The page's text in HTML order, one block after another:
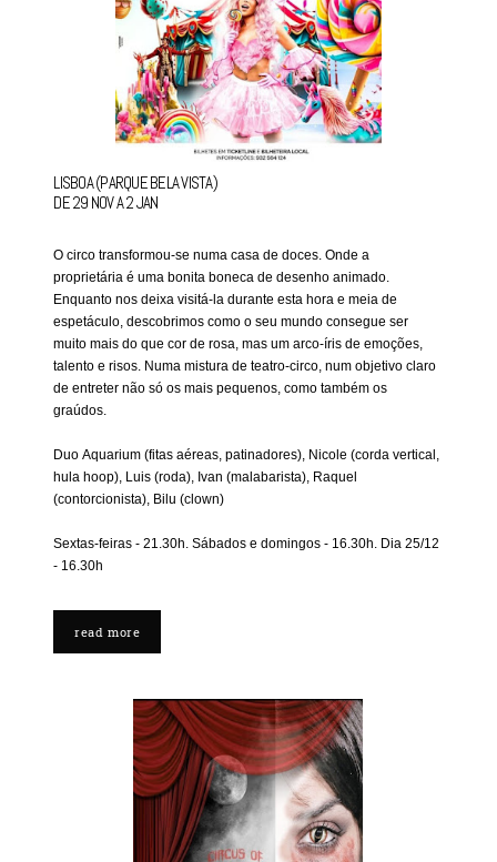
LISBOA (PARQUE BELA VISTA)
DE 29 NOV A 2 JAN
O circo transformou-se numa casa de doces. Onde a
proprietária é uma bonita boneca de desenho animado.
Enquanto nos deixa visitá-la durante esta hora e meia de
espetáculo, descobrimos como o seu mundo consegue ser
muito mais do que cor de rosa, mas um arco-íris de emoções,
talento e risos. Numa mistura de teatro-circo, num objetivo claro
de entreter não só os mais pequenos, como também os
graúdos.
Duo Aquarium (fitas aéreas, patinadores), Nicole (corda vertical,
hula hoop), Luis (roda), Ivan (malabarista), Raquel
(contorcionista), Bilu (clown)
Sextas-feiras - 21.30h. Sábados e domingos - 16.30h. Dia 25/12
- 16.30h
read more